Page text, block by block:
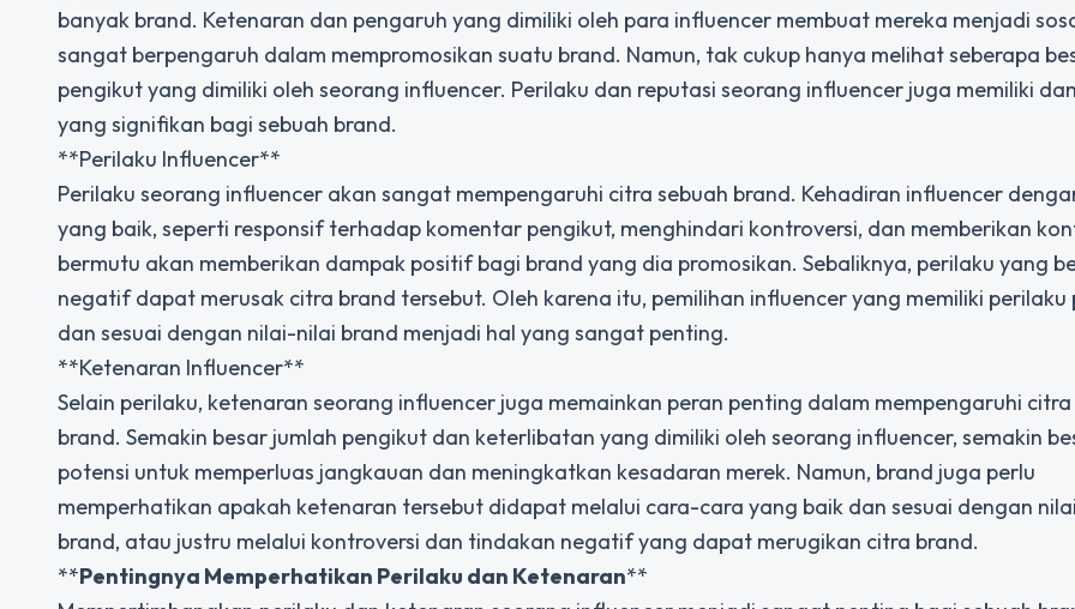
banyak brand. Ketenaran dan pengaruh yang dimiliki oleh para influencer membuat mereka menjadi
sangat berpengaruh dalam mempromosikan suatu brand. Namun, tak cukup hanya melihat seberapa
pengikut yang dimiliki oleh seorang influencer. Perilaku dan reputasi seorang influencer juga memiliki
yang signifikan bagi sebuah brand.
**Perilaku Influencer**
Perilaku seorang influencer akan sangat mempengaruhi citra sebuah brand. Kehadiran influencer
yang baik, seperti responsif terhadap komentar pengikut, menghindari kontroversi, dan memberikan
bermutu akan memberikan dampak positif bagi brand yang dia promosikan. Sebaliknya, perilaku yang
negatif dapat merusak citra brand tersebut. Oleh karena itu, pemilihan influencer yang memiliki
dan sesuai dengan nilai-nilai brand menjadi hal yang sangat penting.
**Ketenaran Influencer**
Selain perilaku, ketenaran seorang influencer juga memainkan peran penting dalam mempengaruhi citra
brand. Semakin besar jumlah pengikut dan keterlibatan yang dimiliki oleh seorang influencer, semakin
potensi untuk memperluas jangkauan dan meningkatkan kesadaran merek. Namun, brand juga perlu
memperhatikan apakah ketenaran tersebut didapat melalui cara-cara yang baik dan sesuai dengan
brand, atau justru melalui kontroversi dan tindakan negatif yang dapat merugikan citra brand.
**Pentingnya Memperhatikan Perilaku dan Ketenaran**